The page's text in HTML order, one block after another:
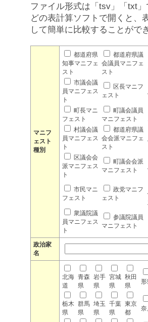
ファイル形式は「tsv」「txt
どの表計算ソフトで開くと、
して簡単に比較することがで
マニフ
ェスト
種別
都道府県
知事マニフェ
スト
都道府県議
会議員マニフェ
スト
市議会議
員マニフェス
ト
区長マニフ
ェスト
町長マニ
フェスト
町議会議員
マニフェスト
村議会議
員マニフェス
ト
都道府県議
会会派マニフェ
スト
区議会会
派マニフェス
ト
町議会会派
マニフェスト
市民マニ
フェスト
政党マニフ
ェスト
衆議院議
員マニフェス
ト
参議院議員
マニフェスト
政治家
名
北海
道
青森
県
岩手
県
宮城
県
秋田
県
栃木
県
群馬
県
埼玉
県
千葉
県
東京
都